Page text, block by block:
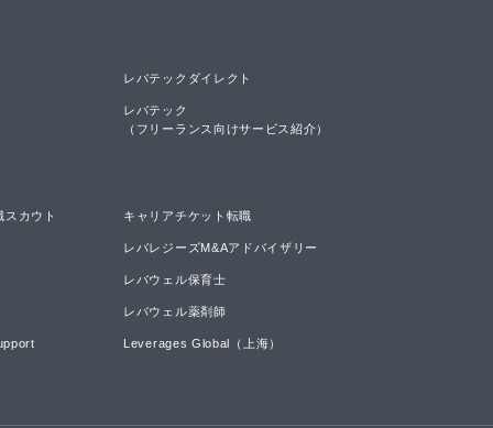
レバテックダイレクト
レバテック
（フリーランス向けサービス紹介）
スカウト キャリアチケット転職
レバレジーズM&Aアドバイザリー
レバウェル保育士
レバウェル薬剤師
Leverages Global（上海）